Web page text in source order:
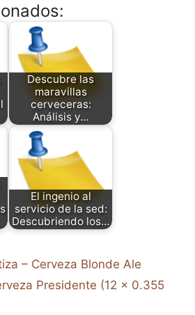
Descubre las
maravillas
cerveceras:
Análisis y…
El ingenio al
servicio de la sed:
Descubriendo los…
– Cerveza Blonde Ale
Presidente (12 x 0.355